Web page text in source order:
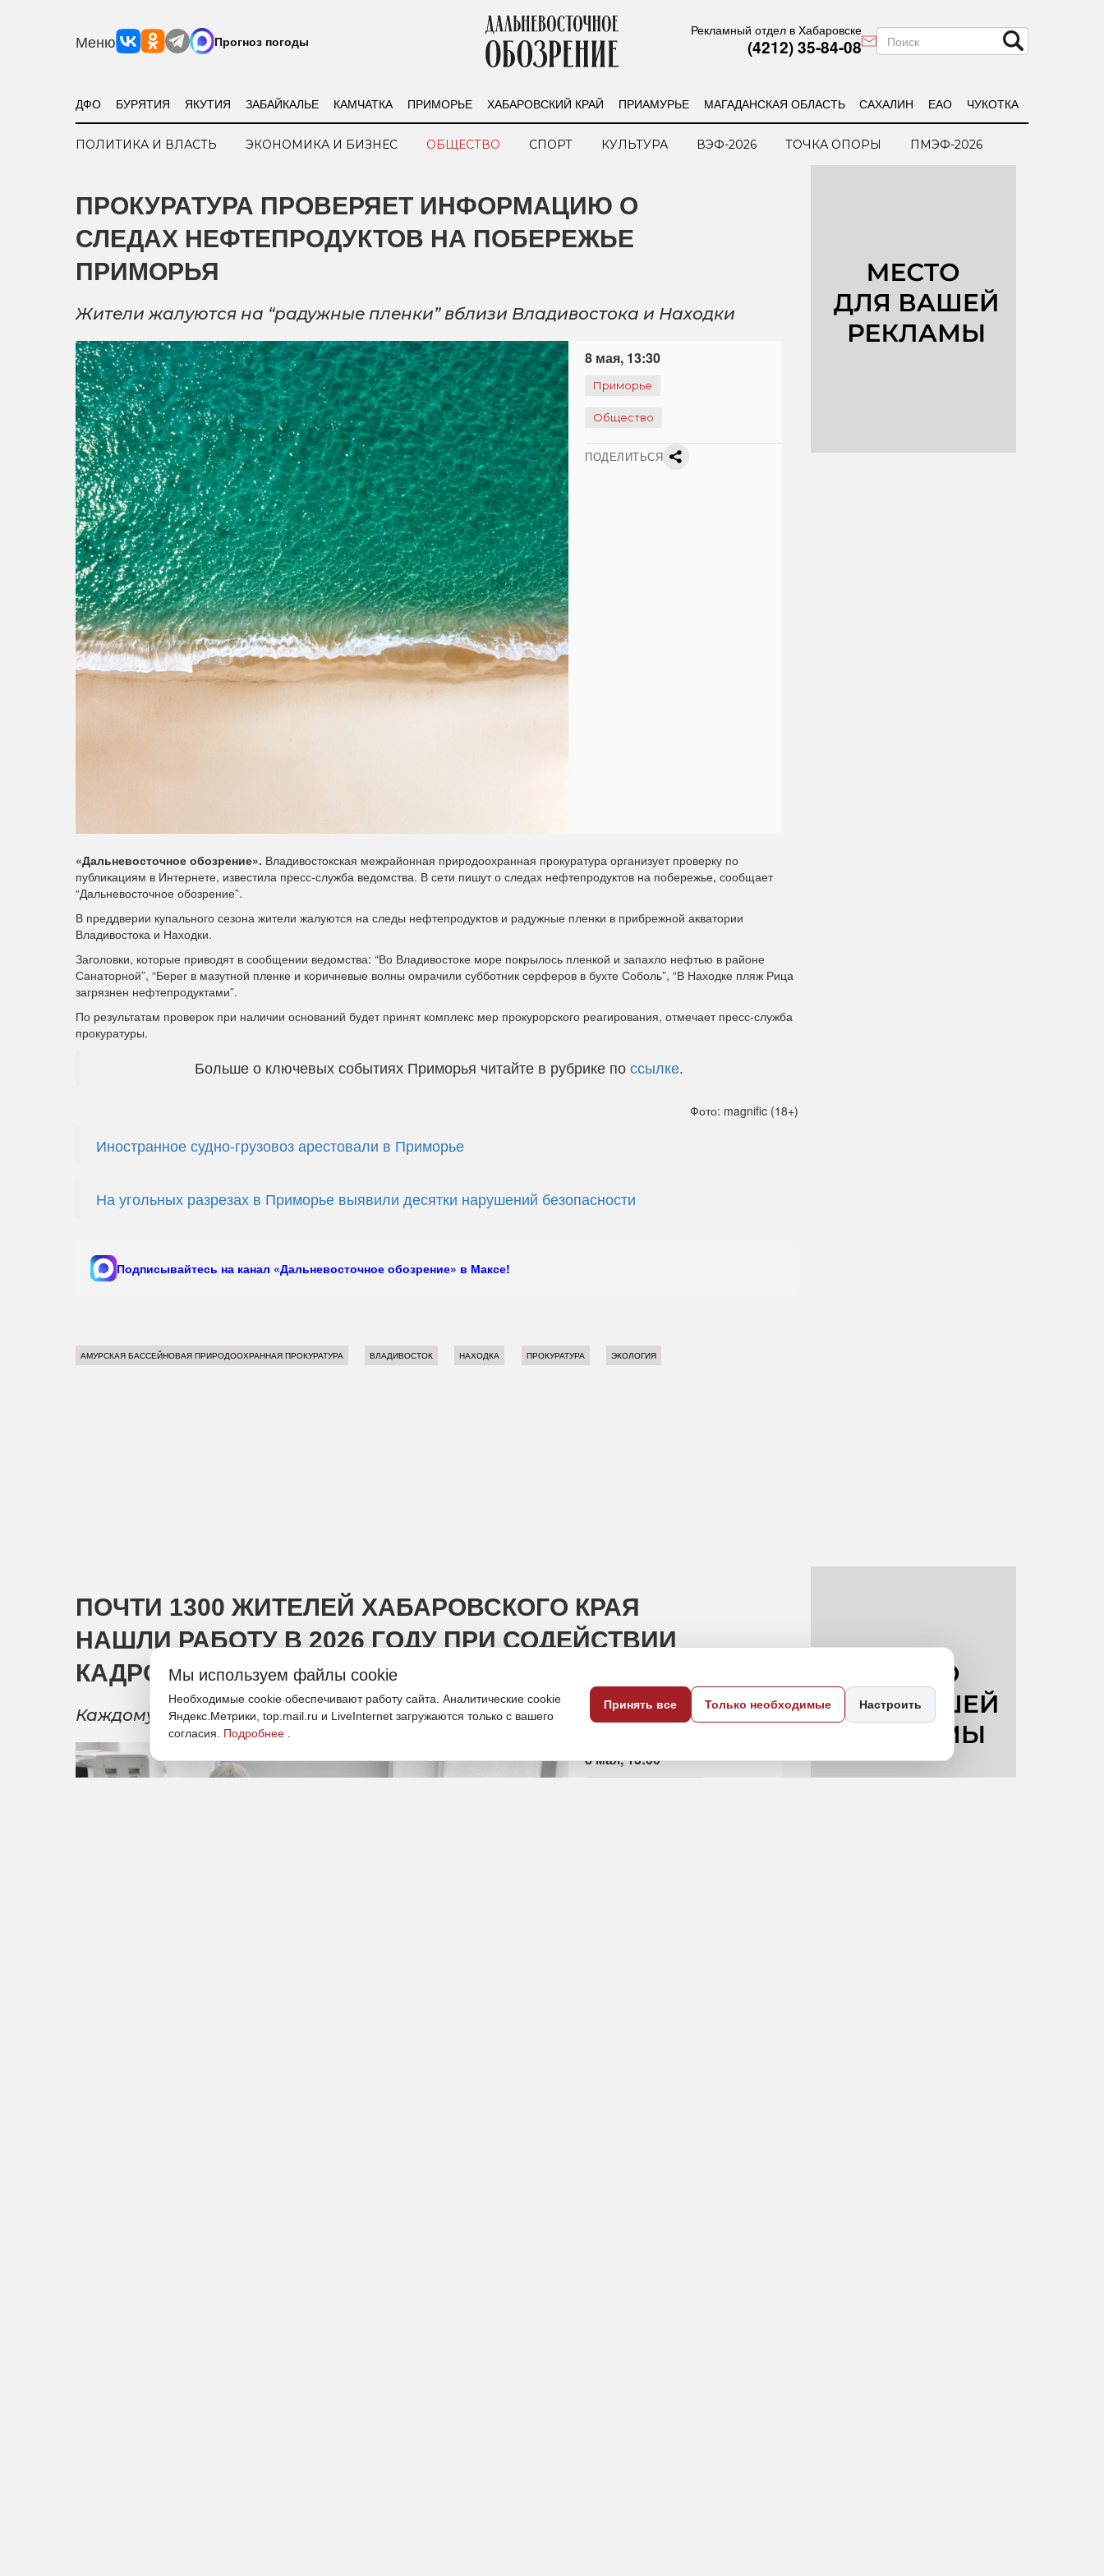
Меню Прогноз погоды
Рекламный отдел в Хабаровске
(4212) 35-84-08
ДФО БУРЯТИЯ ЯКУТИЯ ЗАБАЙКАЛЬЕ КАМЧАТКА ПРИМОРЬЕ ХАБАРОВСКИЙ КРАЙ ПРИАМУРЬЕ МАГАДАНСКАЯ ОБЛАСТЬ САХАЛИН ЕАО ЧУКОТКА
ПОЛИТИКА И ВЛАСТЬ ЭКОНОМИКА И БИЗНЕС ОБЩЕСТВО СПОРТ КУЛЬТУРА ВЭФ-2026 ТОЧКА ОПОРЫ ПМЭФ-2026
ПРОКУРАТУРА ПРОВЕРЯЕТ ИНФОРМАЦИЮ О
СЛЕДАХ НЕФТЕПРОДУКТОВ НА ПОБЕРЕЖЬЕ
ПРИМОРЬЯ
Жители жалуются на “радужные пленки” вблизи Владивостока и Находки
8 мая, 13:30
Приморье
Общество
ПОДЕЛИТЬСЯ
«Дальневосточное обозрение». Владивостокская межрайонная природоохранная прокуратура организует проверку по
публикациям в Интернете, известила пресс-служба ведомства. В сети пишут о следах нефтепродуктов на побережье, сообщает
“Дальневосточное обозрение”.
В преддверии купального сезона жители жалуются на следы нефтепродуктов и радужные пленки в прибрежной акватории
Владивостока и Находки.
Заголовки, которые приводят в сообщении ведомства: “Во Владивостоке море покрылось пленкой и запахло нефтью в районе
Санаторной”, “Берег в мазутной пленке и коричневые волны омрачили субботник серферов в бухте Соболь”, “В Находке пляж Рица
загрязнен нефтепродуктами”.
По результатам проверок при наличии оснований будет принят комплекс мер прокурорского реагирования, отмечает пресс-служба
прокуратуры.
Больше о ключевых событиях Приморья читайте в рубрике по ссылке.
Фото: magnific (18+)
Иностранное судно-грузовоз арестовали в Приморье
На угольных разрезах в Приморье выявили десятки нарушений безопасности
Подписывайтесь на канал «Дальневосточное обозрение» в Максе!
АМУРСКАЯ БАССЕЙНОВАЯ ПРИРОДООХРАННАЯ ПРОКУРАТУРА ВЛАДИВОСТОК НАХОДКА ПРОКУРАТУРА ЭКОЛОГИЯ
ПОЧТИ 1300 ЖИТЕЛЕЙ ХАБАРОВСКОГО КРАЯ
НАШЛИ РАБОТУ В 2026 ГОДУ ПРИ СОДЕЙСТВИИ
КАДРОВЫХ ЦЕНТРОВ
Каждому соискателю составляют индивидуальный маршрут в поиске
8 мая, 13:00
Мы используем файлы cookie
Необходимые cookie обеспечивают работу сайта. Аналитические cookie
Яндекс.Метрики, top.mail.ru и LiveInternet загружаются только с вашего
согласия. Подробнее
Принять все Только необходимые Настроить